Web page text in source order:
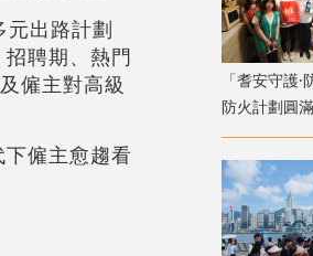
元出路計劃
聘期、熱門
僱主對高級
僱主愈趨看
「耆安守護
防火計劃圓
義工隊為長
寶」